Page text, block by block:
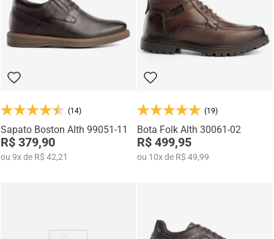
qualquer momento do dia.
(14)
Sapato Boston Alth 99051-11
R$ 379,90
ou 9xde R$ 42,21
(19)
Bota Folk Alth 30061-02
R$ 499,95
ou 10xde R$ 49,99